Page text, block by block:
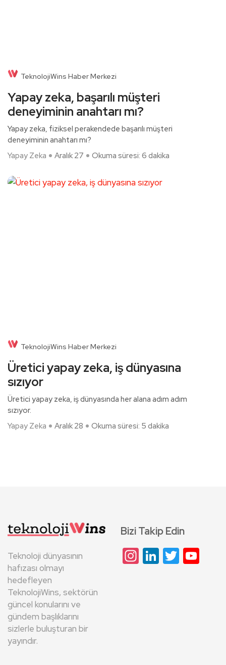
TeknolojiWins Haber Merkezi
Yapay zeka, başarılı müşteri
deneyiminin anahtarı mı?
Yapay zeka, fiziksel perakendede başarılı müşteri
deneyiminin anahtarı mı?
Yapay Zeka
Aralık 27 Okuma süresi: 6 dakika
TeknolojiWins Haber Merkezi
Üretici yapay zeka, iş dünyasına
sızıyor
Üretici yapay zeka, iş dünyasında her alana adım adım
sızıyor.
Yapay Zeka
Aralık 28 Okuma süresi: 5 dakika
Teknoloji dünyasının
hafızası olmayı
hedefleyen
TeknolojiWins, sektörün
güncel konularını ve
gündem başlıklarını
sizlerle buluşturan bir
yayındır.
Bizi Takip Edin
Instagram
LinkedIn